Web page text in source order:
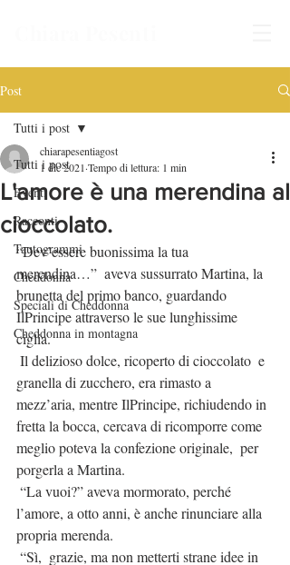
Post
Tutti i post
Eventi
Racconti
Tautogrammi
Cheddonna
Speciali di Cheddonna
Cheddonna in montagna
Tutti i post
L'amore è una merendina al
cioccolato.
chiarapesentiagost
1 dic 2021 Tempo di lettura: 1 min
“Dev’essere buonissima la tua
merendina…”  aveva sussurrato Martina, la
brunetta del primo banco, guardando
IlPrincipe attraverso le sue lunghissime
ciglia.
granella di zucchero, era rimasto a
mezz’aria, mentre IlPrincipe, richiudendo in
fretta la bocca, cercava di ricomporre come
meglio poteva la confezione originale,  per
porgerla a Martina.
l’amore, a otto anni, è anche rinunciare alla
propria merenda.